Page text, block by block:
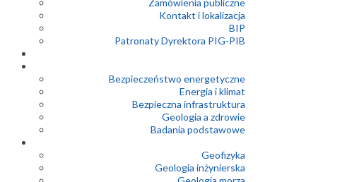
Kontakt i lokalizacja
BIP
Patronaty Dyrektora PIG-PIB
Bezpieczeństwo energetyczne
Energia i klimat
Bezpieczna infrastruktura
Geologia a zdrowie
Badania podstawowe
Geofizyka
Geologia inżynierska